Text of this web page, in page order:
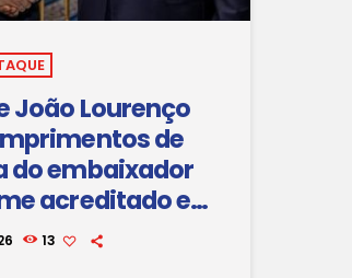
João Lourenço
de
do embaixador
acreditado em
13